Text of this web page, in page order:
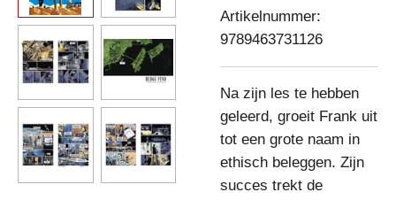
Artikelnummer:
9789463731126
Na zijn les te hebben
geleerd, groeit Frank uit
tot een grote naam in
ethisch beleggen. Zijn
succes trekt de